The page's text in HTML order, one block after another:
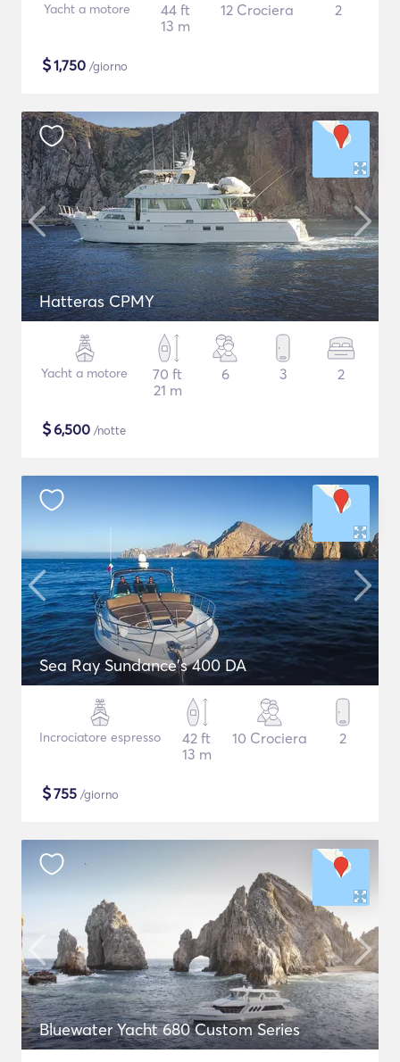
Yacht a motore
44 ft
13 m
12 Crociera 2
$1,750 /giorno
Hatteras CPMY
Yacht a motore
70 ft
21 m
6 3 2
$6,500 /notte
Sea Ray Sundance's 400 DA
Incrociatore espresso
42 ft
13 m
10 Crociera 2
$755 /giorno
Bluewater Yacht 680 Custom Series